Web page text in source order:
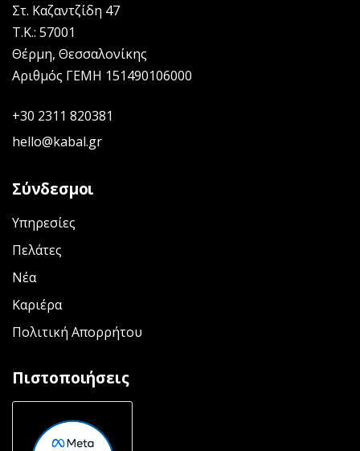
Στ. Καζαντζίδη 47
Τ.Κ.: 57001
Θέρμη, Θεσσαλονίκης
Αριθμός ΓΕΜΗ 151490106000
+30 2311 820381
hello@kabal.gr
Σύνδεσμοι
Υπηρεσίες
Πελάτες
Νέα
Καριέρα
Πολιτική Απορρήτου
Πιστοποιήσεις